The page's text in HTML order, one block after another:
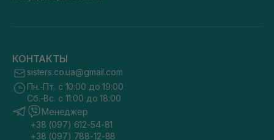
КОНТАКТЫ
sisters.co.ua@gmail.com
Пн.-Пт. с 10:00 до 19:00
Сб.-Вс. с 11:00 до 18:00
Менеджер
+38 (097) 612-54-81
+38 (097) 788-12-88